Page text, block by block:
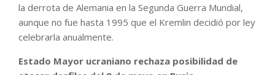
la derrota de Alemania en la Segunda Guerra Mundial,
aunque no fue hasta 1995 que el Kremlin decidió por ley
celebrarla anualmente.
Estado Mayor ucraniano rechaza posibilidad de